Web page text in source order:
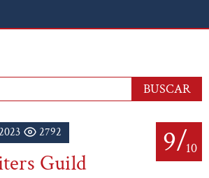
9/10
2792
Guild